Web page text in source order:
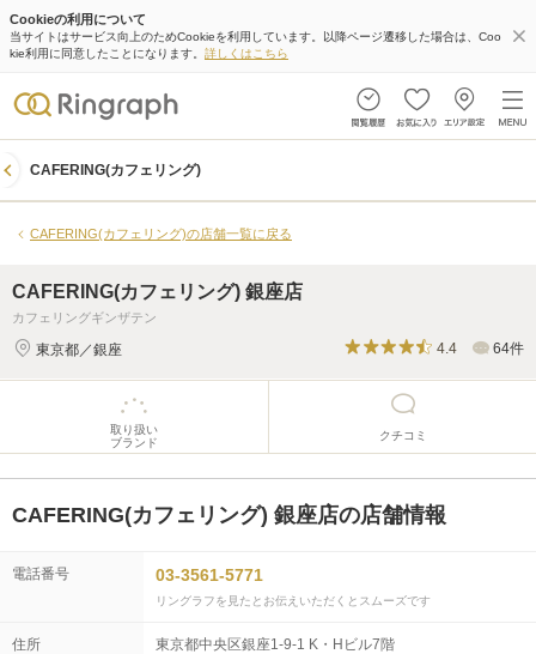
Cookieの利用について
当サイトはサービス向上のためCookieを利用しています。以降ページ遷移した場合は、Coo
kie利用に同意したことになります。 詳しくはこちら
CAFERING(カフェリング)
CAFERING(カフェリング)の店舗一覧に戻る
CAFERING(カフェリング) 銀座店
カフェリングギンザテン
東京都／銀座 4.4 64件
取り扱い
ブランド
クチコミ
CAFERING(カフェリング) 銀座店
ブランド
クチコミ
CAFERING(カフェリング) 銀座店の店舗情報
電話番号 03-3561-5771
リングラフを見たとお伝えいただくとスムーズです
住所 東京都中央区銀座1-9-1 K・Hビル7階